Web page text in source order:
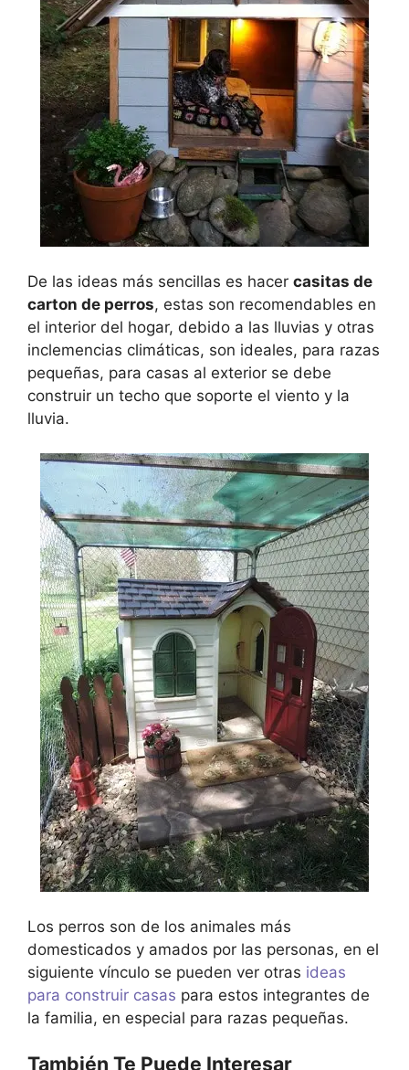
De las ideas más sencillas es hacer casitas de
carton de perros, estas son recomendables en
el interior del hogar, debido a las lluvias y otras
inclemencias climáticas, son ideales, para razas
pequeñas, para casas al exterior se debe
construir un techo que soporte el viento y la
lluvia.
Los perros son de los animales más
domesticados y amados por las personas, en el
siguiente vínculo se pueden ver otras ideas
para construir casas para estos integrantes de
la familia, en especial para razas pequeñas.
También Te Puede Interesar